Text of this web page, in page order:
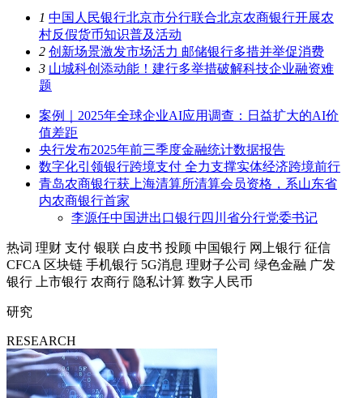
1 中国人民银行北京市分行联合北京农商银行开展农
村反假货币知识普及活动
2 创新场景激发市场活力 邮储银行多措并举促消费
3 山城科创添动能！建行多举措破解科技企业融资难
题
案例｜2025年全球企业AI应用调查：日益扩大的AI价
值差距
央行发布2025年前三季度金融统计数据报告
数字化引领银行跨境支付 全力支撑实体经济跨境前行
青岛农商银行获上海清算所清算会员资格，系山东省
内农商银行首家
李源任中国进出口银行四川省分行党委书记
热词 理财 支付 银联 白皮书 投顾 中国银行 网上银行 征信
CFCA 区块链 手机银行 5G消息 理财子公司 绿色金融 广发
银行
上市银行 农商行 隐私计算 数字人民币
研究
RESEARCH